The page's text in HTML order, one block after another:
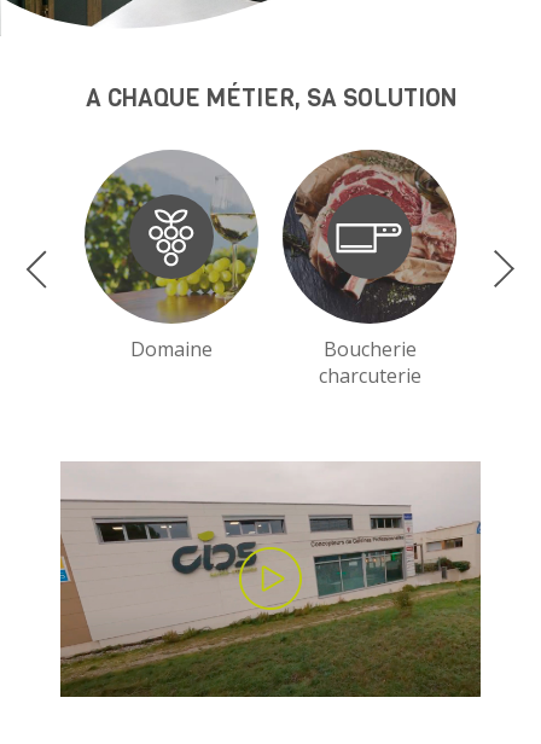
A CHAQUE MÉTIER, SA SOLUTION
Domaine
Boucherie
charcuterie